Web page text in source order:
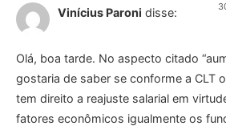
Vinícius Paroni disse:
Olá, boa tarde. No aspecto citado
gostaria de saber se conforme a CLT
tem direito a reajuste salarial em
fatores econômicos igualmente os